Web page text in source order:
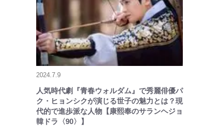
2024.7.9
人気時代劇『青春ウォルダム』で秀麗俳優パ
ク・ヒョンシクが演じる世子の魅力とは？現
代的で進歩派な人物【康熙奉のサランヘジョ
韓ドラ〈90〉】